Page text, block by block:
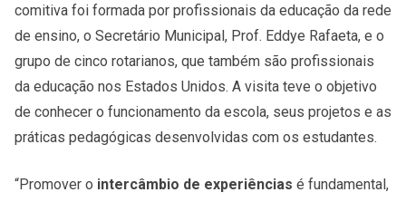
comitiva foi formada por profissionais da educação da rede
de ensino, o Secretário Municipal, Prof. Eddye Rafaeta, e o
grupo de cinco rotarianos, que também são profissionais
da educação nos Estados Unidos. A visita teve o objetivo
de conhecer o funcionamento da escola, seus projetos e as
práticas pedagógicas desenvolvidas com os estudantes.
“Promover o intercâmbio de experiências é fundamental,